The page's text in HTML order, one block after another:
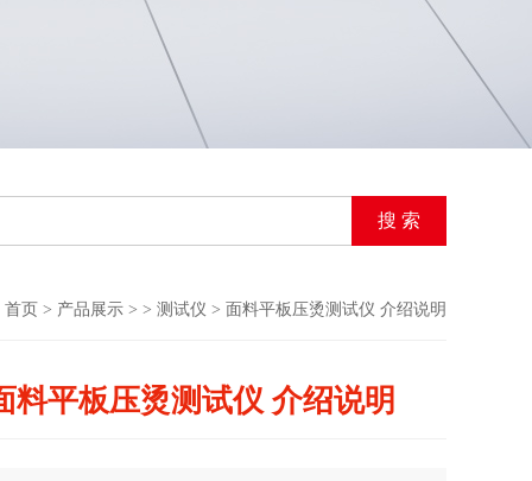
首页 > 产品展示 > > 测试仪 > 面料平板压烫测试仪 介绍说明
料平板压烫测试仪 介绍说明